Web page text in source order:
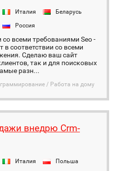
Италия
Беларусь
Россия
всеми требованиями Seo -
соответствии со всеми
Сделаю ваш сайт
так и для поисковых
разн...
/ Работа на дому
внедрю Crm-
Италия
Польша